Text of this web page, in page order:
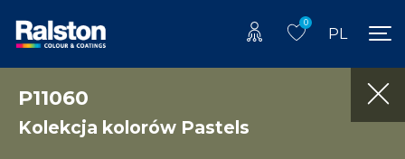
0
PL
P11060
Kolekcja kolorów Pastels